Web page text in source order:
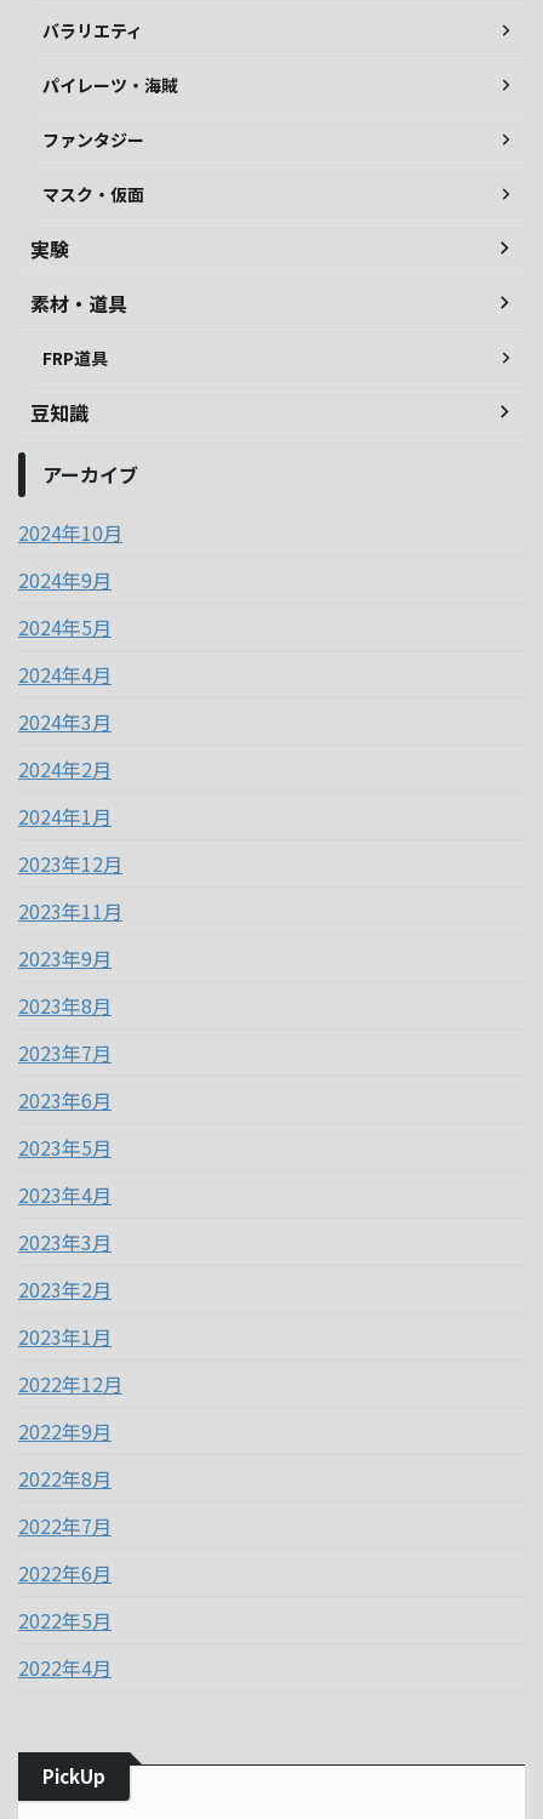
バラリエティ
パイレーツ・海賊
ファンタジー
マスク・仮面
実験
素材・道具
FRP道具
豆知識
アーカイブ
2024年10月
2024年9月
2024年5月
2024年4月
2024年3月
2024年2月
2024年1月
2023年12月
2023年11月
2023年9月
2023年8月
2023年7月
2023年6月
2023年5月
2023年4月
2023年3月
2023年2月
2023年1月
2022年12月
2022年9月
2022年8月
2022年7月
2022年6月
2022年5月
2022年4月
PickUp